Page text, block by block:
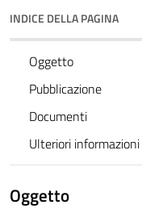
INDICE DELLA PAGINA
Oggetto
Pubblicazione
Documenti
Ulteriori informazioni
Oggetto